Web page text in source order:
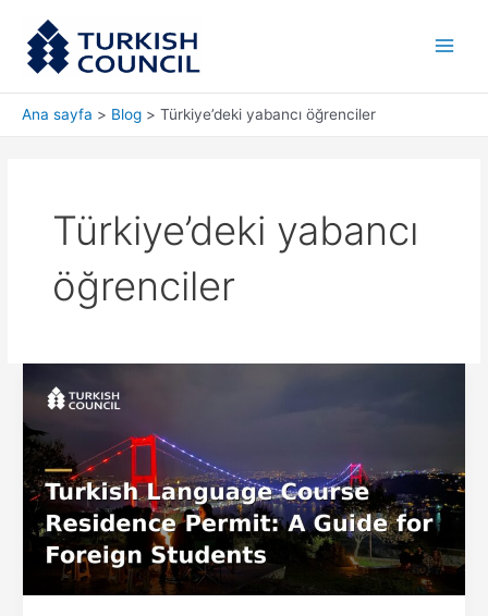
Ana sayfa Blog Türkiye’deki yabancı öğrenciler
Türkiye’deki yabancı
öğrenciler
Dil
İkamet
İzni:
Yabancı
Öğrenciler
için
Kapsamlı
Rehber